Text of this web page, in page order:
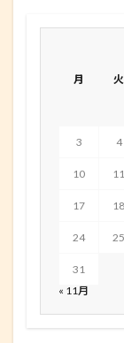
月 火
3 4
10 11
17 18
24 25
31
« 11月